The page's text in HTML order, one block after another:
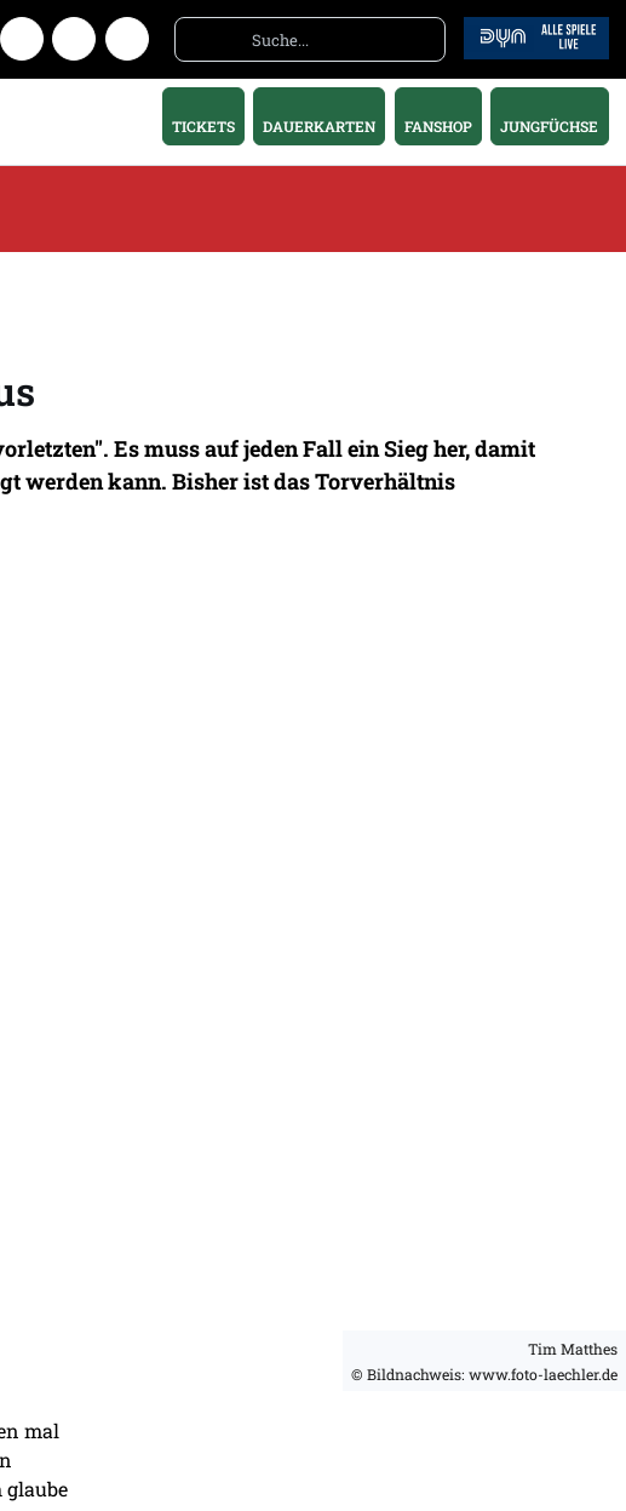
TICKETS DAUERKARTEN FANSHOP JUNGFÜCHSE
Es muss auf jeden Fall ein Sieg her, damit
werden kann. Bisher ist das Torverhältnis
Tim Matthes
© Bildnachweis: www.foto-laechler.de
mal